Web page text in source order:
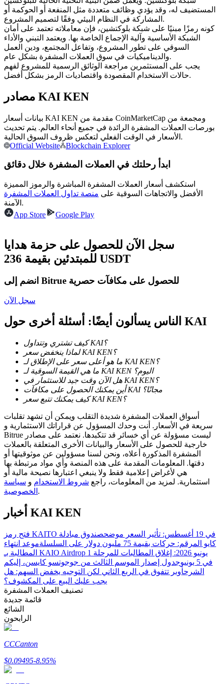
العقود الآجلة USDC
العقود الآجلة باستخدام USDC كضمان
نسخ التداول
كن متداول نسخ
استمتع بتقاسم الأرباح وعمولات نسخ التداول
معلومة
تحليل البيانات الضخمة بما في ذلك المعلومات التجارية، وما
إلى ذلك.
مرشد
استراتيجيات التداول
تعلم كيفية البقاء مربحة
المستضيف له، وقد يؤدي وظائف متعددة مثل المنفعة أو الحوكمة أو
المشاركة في النظام البيئي وفقًا لتصميم المشروع.
كونه رمزًا مبنيًا على شبكة بلوكتشين، فإن معاملاته تعتمد على أمان
الشبكة الأساسية وآلية الإجماع الخاصة بها. ويعتمد التبني والأداء
السوقي على تطور المشروع، وتفاعل المجتمع، ودين العمل
والديناميكيات في سوق العملات المشفرة بشكل عام.
يجب على المستثمرين مراجعة الوثائق الرسمية للمشروع لفهم
حالات الاستخدام المقصودة واقتصاديات الرمز بشكل أفضل.
مصادر KAI KEN
بيانات أسعار KAI KEN مقدمة من CoinMarketCap ومجمعة من
بورصات العملات المشفرة الرائدة في جميع أنحاء العالم. يتم تحديث
الأسعار في الوقت الفعلي لتعكس ظروف السوق الحالية.
Official Website
Blockchain Explorer
ابدأ رحلتك في العملات المشفرة خلال دقائق
استكشف أسعار العملات المشفرة المباشرة والرموز المميزة
الأفضل والاتجاهات السوقية على منصة تداول العملات المشفرة
الآمنة.
App Store
Google Play
سجل الآن للحصول على حزمة هدايا
للمبتدئين بقيمة 236 USDT
انضم إلى Bitrue للحصول على مكافآت حصرية
سجل الآن
الناس يسألون أيضًا: أسئلة أخرى حول KAI
كيف تشتري وتتداول KAI؟
لماذا ينخفض سعر KAI KEN؟
ما هو أعلى سعر على الإطلاق لـ KAI KEN؟
ما هي القيمة السوقية لـ KAI KEN اليوم؟
هل الآن وقت جيد للاستثمار في KAI KEN؟
أين يمكنك الحصول على مكافآت KAI مجانًا؟
كيف يمكنك تتبع سعر KAI KEN؟
أسواق العملات المشفرة شديدة التقلب ويمكن أن تشهد تقلبات
سريعة في الأسعار. أنت وحدك المسؤول عن قراراتك الاستثمارية و
Bitrue ليست مسؤولة عن أي خسائر قد تتكبدها. نعتمد على مصادر
خارجية للحصول على الأسعار والبيانات الأخرى المتعلقة بالعملات
المشفرة المذكورة أعلاه، ونحن لسنا مسؤولين عن موثوقيتها أو
دقتها. المعلومات المقدمة على هذه المنصة وأي مواد مرتبطة بها
هي لأغراض إعلامية فقط ولا ينبغي اعتبارها نصيحة مالية أو
استثمارية. لمزيد من المعلومات، راجع شروط الاستخدام و سياسة
الخصوصية .
أخبار KAI KEN
فتح رمز KAITO في 19 أغسطس: تأثير السعر موضح
صندوق مبادلة
كايو المرقم: حركات بقيمة 75 مليون دولار على السلسلة
موعد انتهاء
المطالبة بـ KAIO Airdrop يونيو 2026: إغلاق المطالبات للمرحلة 1
في 5 يونيو
جدول إصدار الموسم الثالث من جوجوتسو كايسن، إليكم
الشرحأوبر تتفوق في الربع الثاني لكن التوجيه يخفض السهم: هل
يجب عليك البيع على المكشوف؟
تصنيف العملات المشفرة
قائمة جديدة
الشائع
الرابحون
CCCanton
$0.09495-8.95%